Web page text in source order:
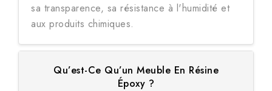
sa transparence, sa résistance à l'humidité et
aux produits chimiques.
Qu’est-Ce Qu’un Meuble En Résine
Époxy ?